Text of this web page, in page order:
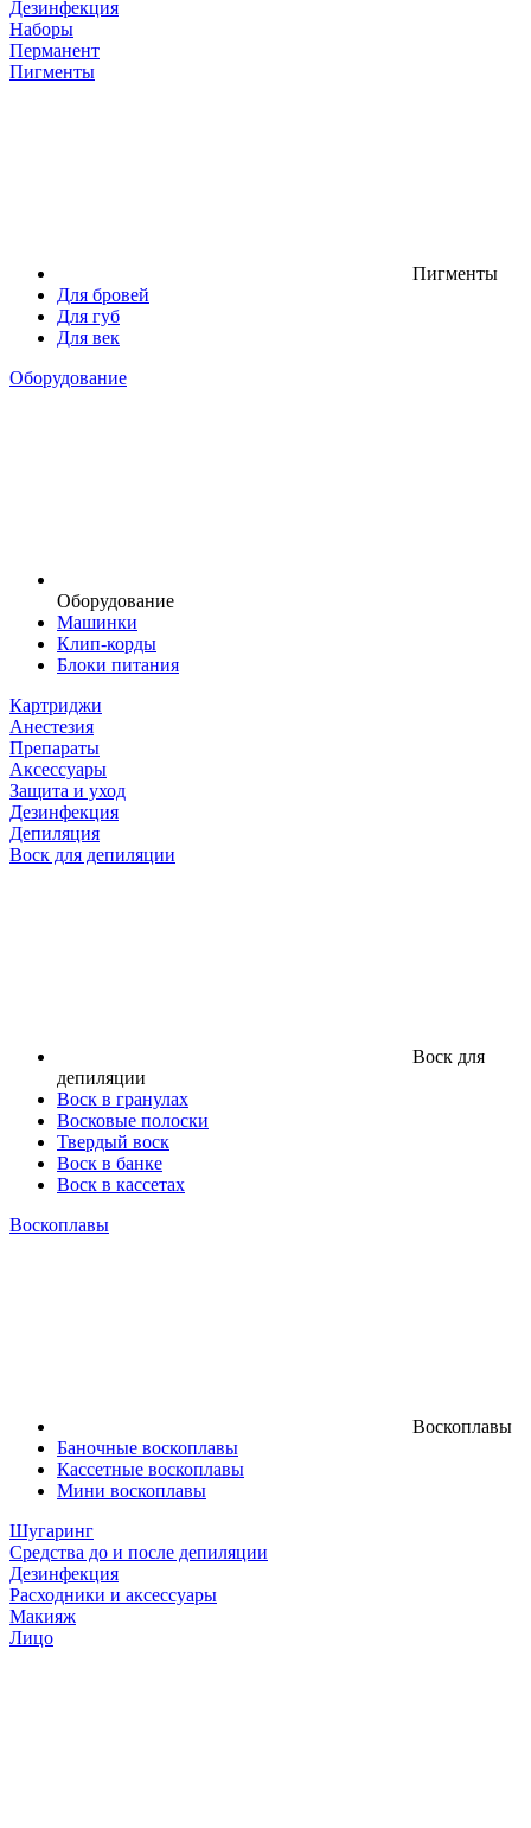
Дезинфекция
Наборы
Перманент
Пигменты
Пигменты
Для бровей
Для губ
Для век
Оборудование
Оборудование
Машинки
Клип-корды
Блоки питания
Картриджи
Анестезия
Препараты
Аксессуары
Защита и уход
Дезинфекция
Депиляция
Воск для депиляции
Воск для
депиляции
Воск в гранулах
Восковые полоски
Твердый воск
Воск в банке
Воск в кассетах
Воскоплавы
Воскоплавы
Баночные воскоплавы
Кассетные воскоплавы
Мини воскоплавы
Шугаринг
Средства до и после депиляции
Дезинфекция
Расходники и аксессуары
Макияж
Лицо